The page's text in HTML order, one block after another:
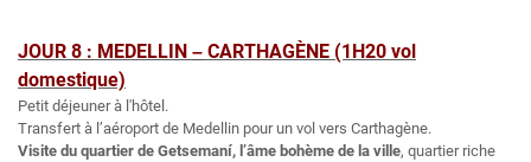
JOUR 8 : MEDELLIN – CARTHAGÈNE (1H20 vol
domestique)
Petit déjeuner à l'hôtel.
Transfert à l’aéroport de Medellin pour un vol vers Carthagène.
Visite du quartier de Getsemaní, l’âme bohème de la ville, quartier riche